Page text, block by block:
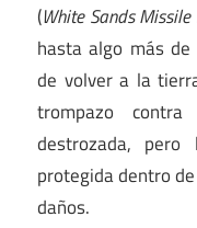
(White Sands Missile
hasta algo más
de volver a la
trompazo
destrozada,
protegida dentro
daños.